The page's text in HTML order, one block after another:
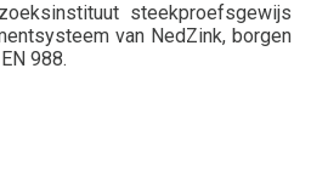
steekproefsgewijs
van NedZink, borgen
988.